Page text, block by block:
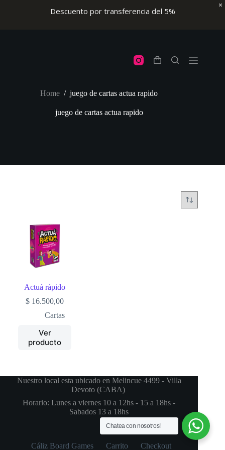
Descuento por transferencia del 5%
Shopping
Home / juego de cartas actua rapido
juego de cartas actua rapido
Actuá rápido
$ 16.500,00
Cartas
Ver
producto
Nuestro local esta ubicado en Melincue 4499 - Villa
Devoto (CABA)
Horario: Lunes a viernes 10 a 12hs - 15 a 18hs -
Sabados 13 a 18hs
Cáliz Board Games Carrito Checkout
Chatea con nosotros!